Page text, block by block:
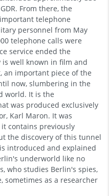
From there, the
telephone
personnel from May
telephone calls were
service ended the
well known in film and
an important piece of the
now, slumbering in the
world. It is the
was produced exclusively
Karl Maron. It was
contains previously
the discovery of this tunnel
introduced and explained
underworld like no
who studies Berlin's spies,
sometimes as a researcher